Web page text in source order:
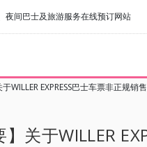
夜间巴士及旅游服务在线预订网站
于WILLER EXPRESS巴士车票非正规
】关于WILLER